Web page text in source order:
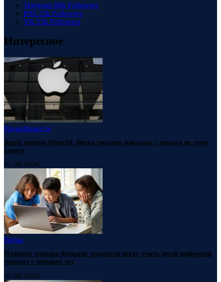
Telegram 88k Followers
RSS 23k Followers
VK 23k Followers
Интересное
НаукаНовости
Apple против OpenAI: битва титанов началась с письма не тому
азиату
05.08.2026
Наука
Планшет раньше букваря: родители хотят учить детей цифровой
грамоте с четырех лет
05.08.2026